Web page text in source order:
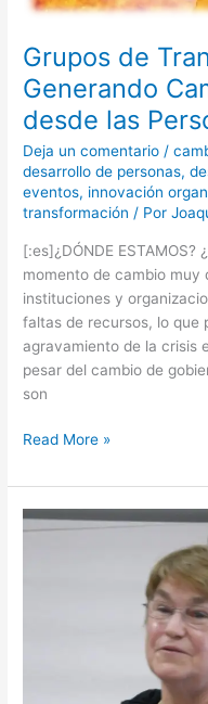
Grupos de
Generando
desde las
Deja un comentario /
desarrollo de personas,
eventos, innovación
transformación / Por
[:es]¿DÓNDE ESTAMOS?
momento de cambio muy
instituciones y
faltas de recursos, lo que
agravamiento de la crisis
pesar del cambio de
son
Read More »
Evolucion